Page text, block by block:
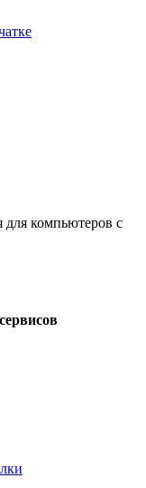
для компьютеров с